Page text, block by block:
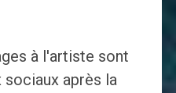
à l'artiste sont
sociaux après la